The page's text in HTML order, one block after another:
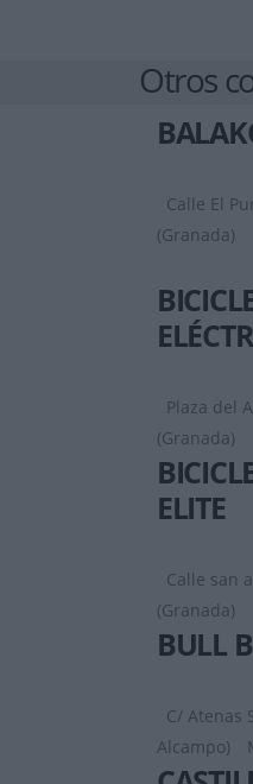
Otros
Calle El
(Granada)
Plaza del
(Granada)
ELITE
Calle san
(Granada)
BULL
C/ Atenas
Alcampo)